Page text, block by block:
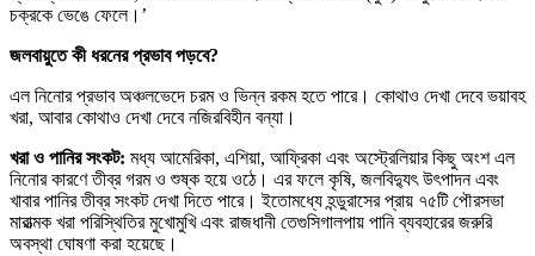
চক্রকে ভেঙে ফেলে।’
জলবায়ুতে কী ধরনের প্রভাব পড়বে?
এল নিনোর প্রভাব অঞ্চলভেদে চরম ও ভিন্ন রকম হতে পারে। কোথাও দেখা দেবে ভয়াবহ
খরা, আবার কোথাও দেখা দেবে নজিরবিহীন বন্যা।
খরা ও পানির সংকট: মধ্য আমেরিকা, এশিয়া, আফ্রিকা এবং অস্ট্রেলিয়ার কিছু অংশ এল
নিনোর কারণে তীব্র গরম ও শুষ্ক হয়ে ওঠে। এর ফলে কৃষি, জলবিদ্যুৎ উৎপাদন এবং
খাবার পানির তীব্র সংকট দেখা দিতে পারে। ইতোমধ্যে হন্ডুরাসের প্রায় ৭৫টি পৌরসভা
মারাত্মক খরা পরিস্থিতির মুখোমুখি এবং রাজধানী তেগুসিগালপায় পানি ব্যবহারের জরুরি
অবস্থা ঘোষণা করা হয়েছে।